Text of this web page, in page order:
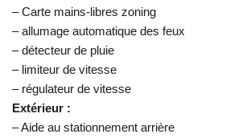
– Carte mains-libres zoning
– allumage automatique des feux
– détecteur de pluie
– limiteur de vitesse
– régulateur de vitesse
Extérieur :
– Aide au stationnement arrière